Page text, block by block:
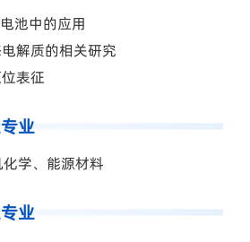
池中的应用
解质的相关研究
表征
业
学、能源材料
业